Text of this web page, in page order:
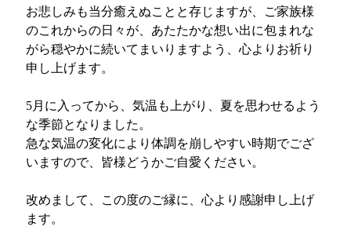
お悲しみも当分癒えぬことと存じますが、ご家族様
のこれからの日々が、あたたかな想い出に包まれな
がら穏やかに続いてまいりますよう、心よりお祈り
申し上げます。
5月に入ってから、気温も上がり、夏を思わせるよう
な季節となりました。
急な気温の変化により体調を崩しやすい時期でござ
いますので、皆様どうかご自愛ください。
改めまして、この度のご縁に、心より感謝申し上げ
ます。